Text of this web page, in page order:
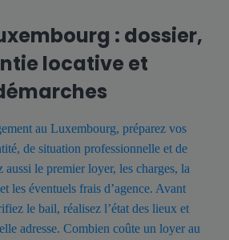
: dossier,
locative et
au Luxembourg, préparez vos
de situation professionnelle et de
le premier loyer, les charges, la
les éventuels frais d’agence. Avant
le bail, réalisez l’état des lieux et
adresse. Combien coûte un loyer au